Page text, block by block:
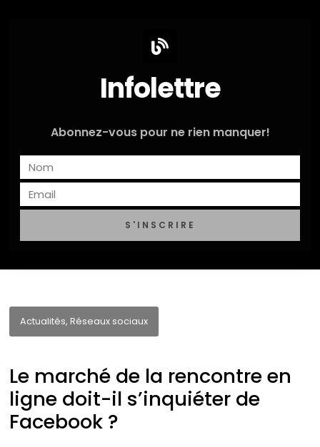
Infolettre
Abonnez-vous pour ne rien manquer!
S'INSCRIRE
Actualités, Réseaux sociaux
Le marché de la rencontre en
ligne doit-il s’inquiéter de
Facebook ?